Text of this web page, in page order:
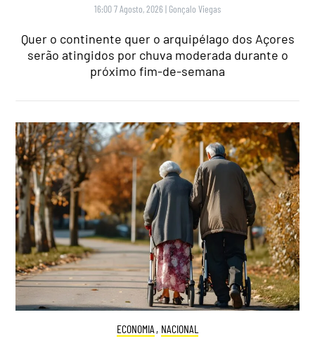
16:00 7 Agosto, 2026 | Gonçalo Viegas
Quer o continente quer o arquipélago dos Açores
serão atingidos por chuva moderada durante o
próximo fim-de-semana
ECONOMIA , NACIONAL